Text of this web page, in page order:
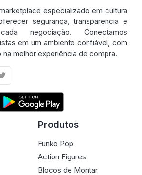
especializado em cultura
segurança, transparência e
negociação. Conectamos
em um ambiente confiável, com
melhor experiência de compra.
Produtos
Funko Pop
Action Figures
Blocos de Montar